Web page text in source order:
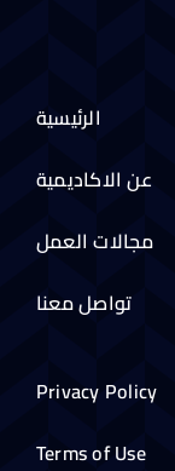
الرئيسية
عن الاكاديمية
مجالات العمل
تواصل معنا
Privacy Policy
Terms of Use